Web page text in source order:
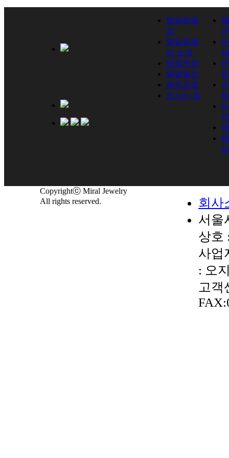
밀알쥬얼
리
밀알쥬얼
리 소개
매장전경
밀알일상
제작과정
오시는 길
션
트
트
지
리
Copyrightⓒ Miral Jewelry
All rights reserved.
회사
서울
상호
사업
: 오
고객